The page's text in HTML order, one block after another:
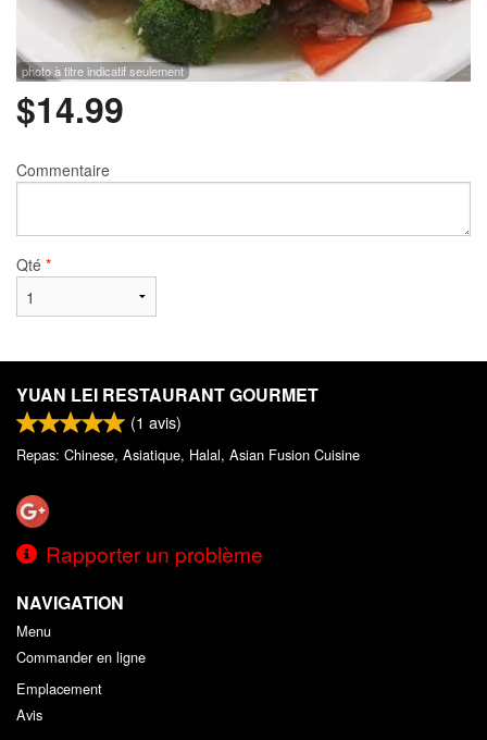
photo à titre indicatif seulement
$14.99
Commentaire
Qté *
YUAN LEI RESTAURANT GOURMET
(1 avis)
Repas: Chinese, Asiatique, Halal, Asian Fusion Cuisine
Rapporter un problème
NAVIGATION
Menu
Commander en ligne
Emplacement
Avis